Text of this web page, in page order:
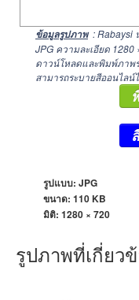
ข้อมูลรูปภาพ : Rabaysi
JPG ความละเอียด 1280
ดาวน์โหลดและพิมพ์ภาพ
สามารถระบายสีออนไล
รูปแบบ: JPG
ขนาด: 110 KB
มิติ: 1280 × 720
รูปภาพที่เกี่ยว